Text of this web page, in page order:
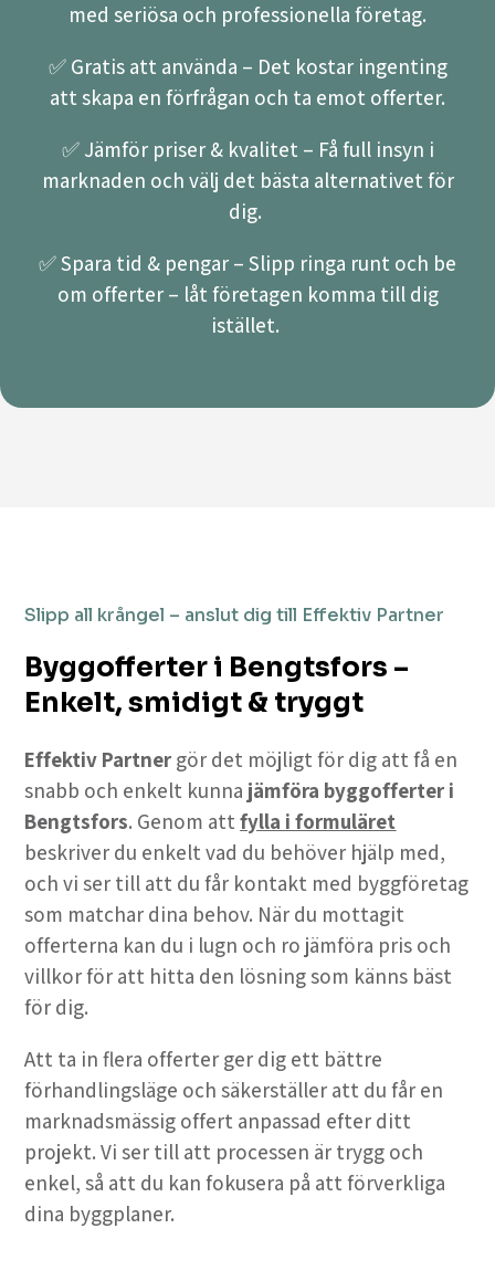
med seriösa och professionella företag.
✅ Gratis att använda – Det kostar ingenting
att skapa en förfrågan och ta emot offerter.
✅ Jämför priser & kvalitet – Få full insyn i
marknaden och välj det bästa alternativet för
dig.
✅ Spara tid & pengar – Slipp ringa runt och be
om offerter – låt företagen komma till dig
istället.
Slipp all krångel – anslut dig till Effektiv Partner
Byggofferter i Bengtsfors –
Enkelt, smidigt & tryggt
Effektiv Partner gör det möjligt för dig att få en
snabb och enkelt kunna jämföra byggofferter i
Bengtsfors. Genom attfylla i formuläret
beskriver du enkelt vad du behöver hjälp med,
och vi ser till att du får kontakt med byggföretag
som matchar dina behov. När du mottagit
offerterna kan du i lugn och ro jämföra pris och
villkor för att hitta den lösning som känns bäst
för dig.
Att ta in flera offerter ger dig ett bättre
förhandlingsläge och säkerställer att du får en
marknadsmässig offert anpassad efter ditt
projekt. Vi ser till att processen är trygg och
enkel, så att du kan fokusera på att förverkliga
dina byggplaner.